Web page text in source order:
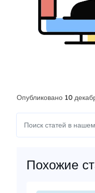
Опубликовано 10
Похожие